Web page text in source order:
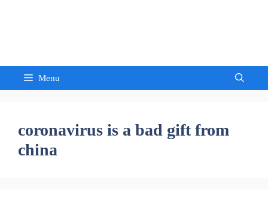
Menu
coronavirus is a bad gift from
china